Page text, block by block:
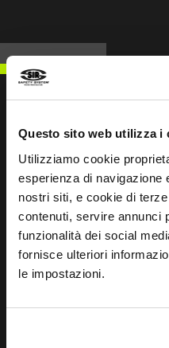
Questo sito web utilizza i
Utilizziamo cookie
esperienza di navigazione
nostri siti, e cookie di
contenuti, servire annunci
funzionalità dei social
fornisce ulteriori
le impostazioni.
Mantemo-nos em
this